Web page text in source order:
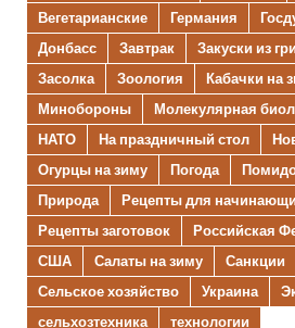
Вегетарианские
Германия
Донбасс
Завтрак
Закуски из
Засолка
Зоология Кабачки на
Минобороны
Молекулярная
НАТО
На праздничный стол
Огурцы на зиму
Погода
Природа
Рецепты для
Рецепты заготовок
Российская
США
Салаты на зиму
Санкции
Сельское хозяйство
Украина
сельхозтехника
технологии